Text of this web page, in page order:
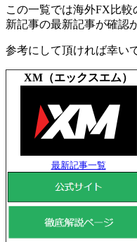
この一覧では海外FX比
新記事の最新記事が確認
参考にして頂ければ幸い
XM（エックスエム）
最新記事一覧